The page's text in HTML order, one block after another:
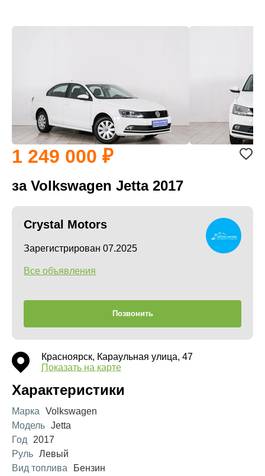
1 249 000
за Volkswagen Jetta 2017
Crystal Motors
Зарегистрирован 07.2025
Все объявления
Позвонить
Красноярск, Караульная улица, 47
Показать на карте
Характеристики
Марка
Volkswagen
Модель Jetta
Год
2017
Руль Левый
Вид топлива
Бензин